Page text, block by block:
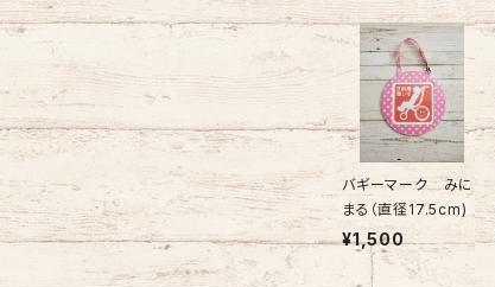
バギーマーク みに
まる（直径17.5cm)
¥1,500